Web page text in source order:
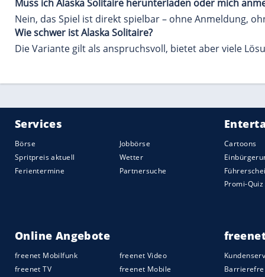
Im Vergleich zu Klondike wirkt Alaska Solitaire
entsteht ein schnellerer Spielfluss. Spieler, die
Kostenlos Alaska Solitaire
Wer nach Alaska Solitaire free sucht, möchte
unkomplizierte Online-Solitär-Variante suchen.
Wie das Alaska Solitaire
Yukon-
taktischen Spielraum bietet und erfahrende
meistgespielten Yukon-Abwandlungen und ist